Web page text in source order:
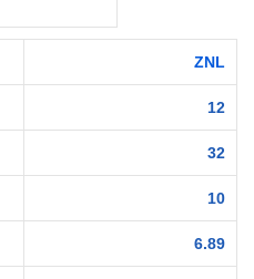
ZNL
12
32
10
6.89